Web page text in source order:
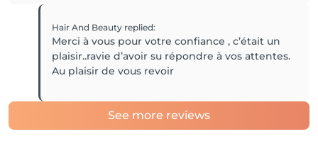
Hair And Beauty replied:
Merci à vous pour votre confiance , c’était un
plaisir..ravie d’avoir su répondre à vos attentes.
Au plaisir de vous revoir
See more reviews